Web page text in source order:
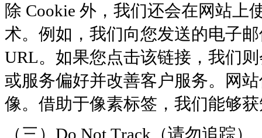
除 Cookie 外，我们还会在网站上
术。例如，我们向您发送的电子
URL。如果您点击该链接，我们
或服务偏好并改善客户服务。网
像。借助于像素标签，我们能够
（三）Do Not Track（请勿追踪）